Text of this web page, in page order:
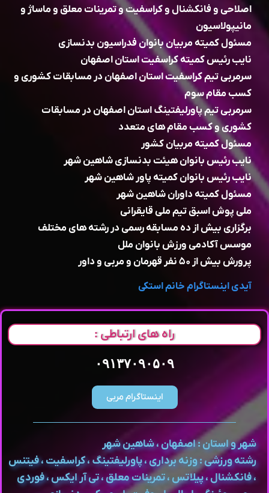
اصلاحی و فانکشنال و کراسفیت و تمرینات معلق و ماساژ و
مانیپولاسیون
مسئول کمیته مربیان بانوان فدراسیون بدنسازی
نایب رئیس کمیته کراسفیت استان اصفهان
سرمربی تیم کراسفیت استان اصفهان در مسابقات کشوری و
کسب مقام سوم
سرمربی تیم پاورلیفتینگ استان اصفهان در مسابقات
کشوری و کسب مقام های متعدد
مسئول کمیته مربیان کشور
نایب رئیس بانوان هیئت بدنسازی شاهین شهر
نایب رئیس بانوان کمیته پاور شاهین شهر
مسئول کمیته داوران شاهین شهر
ملی پوش اسبق تیم ملی قایقرانی
برگزاری بیش از ده مسابقه رسمی در رشته های مختلف
موسس آکادمی ورزش بانوان ملل
پرورش بیش از ۵۰ نفر قهرمان و مربی و داور
آیدی اینستاگرام خانم استکی
راه های ارتباطی :
۰۹۱۳۷۰۹۰۵۰۹
اینستاگرام مربی
شهر و استان : اصفهان ، شاهین شهر
رشته ورزشی : وزنه برداری ، پاورلیفتینگ ، کراسفیت ، فیتنس
، فانکشنال ، پیلاتس ، تمرینات معلق ، تی آر ایکس ، فوردی